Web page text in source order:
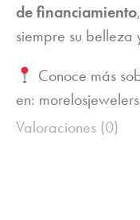
de financiamiento
siempre su belleza
Conoce más
en:
Valoraciones (0)